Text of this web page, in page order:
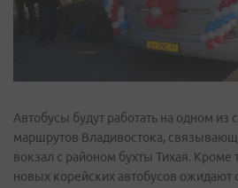
Автобусы будут работать на одном
маршрутов Владивостока,
вокзал с районом бухты Тихая. Кроме
новых корейских автобусов ожидают